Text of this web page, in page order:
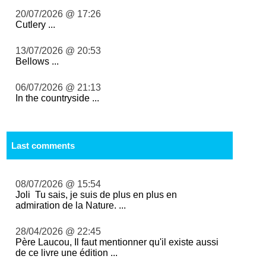
20/07/2026 @ 17:26
Cutlery ...
13/07/2026 @ 20:53
Bellows ...
06/07/2026 @ 21:13
In the countryside ...
Last comments
08/07/2026 @ 15:54
Joli Tu sais, je suis de plus en plus en
admiration de la Nature. ...
28/04/2026 @ 22:45
Père Laucou, Il faut mentionner qu'il existe aussi
de ce livre une édition ...